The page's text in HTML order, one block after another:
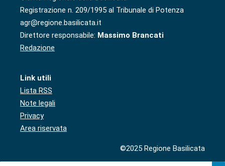
Registrazione n. 209/1995 al Tribunale di Potenza
agr@regione.basilicata.it
Direttore responsabile: Massimo Brancati
Redazione
Link utili
Lista RSS
Note legali
Privacy
Area riservata
©2025 Regione Basilicata